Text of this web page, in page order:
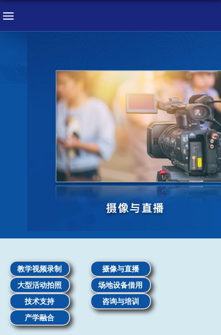
教学视频录制 摄像与直播
大型活动拍照 场地设备借用
技术支持 咨询与培训
产学融合